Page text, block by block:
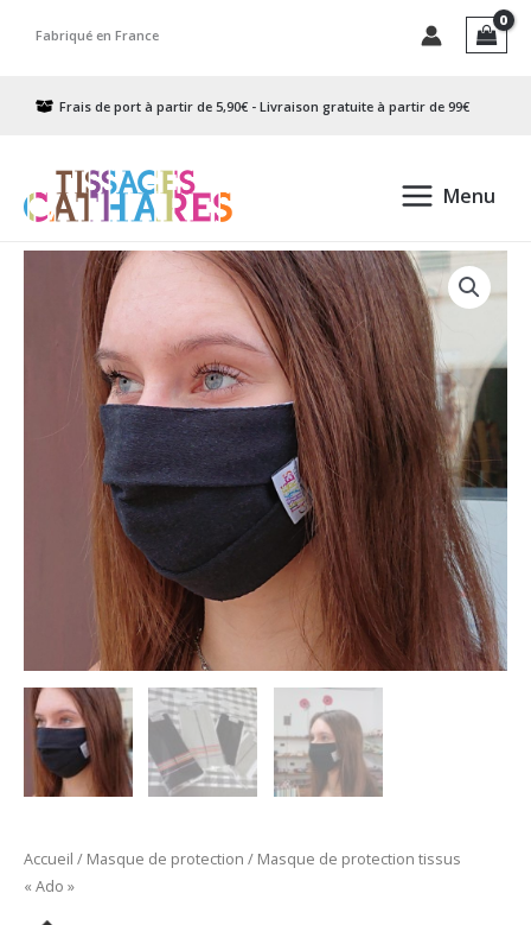
Fabriqué en France
Frais de port à partir de 5,90€ - Livraison gratuite à partir de 99€
Menu
Accueil / Masque de protection / Masque de protection tissus
« Ado »